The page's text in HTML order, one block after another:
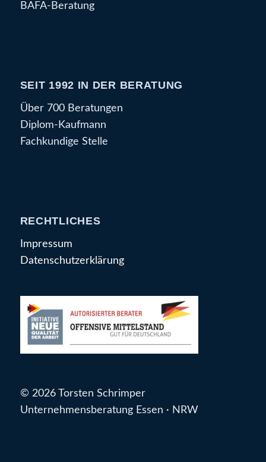
BAFA-Beratung
SEIT 1992 IN DER BERATUNG
Über 700 Beratungen
Diplom-Kaufmann
Fachkundige Stelle
RECHTLICHES
Impressum
Datenschutzerklärung
© 2026 Torsten Schrimper
Unternehmensberatung Essen · NRW